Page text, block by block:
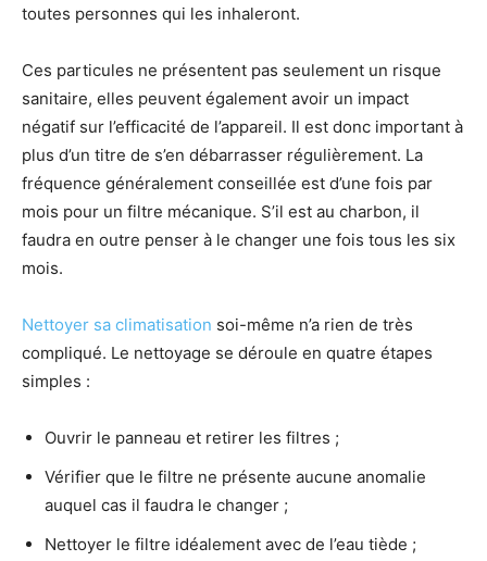
toutes personnes qui les inhaleront.
Ces particules ne présentent pas seulement un risque
sanitaire, elles peuvent également avoir un impact
négatif sur l’efficacité de l’appareil. Il est donc important à
plus d’un titre de s’en débarrasser régulièrement. La
fréquence généralement conseillée est d’une fois par
mois pour un filtre mécanique. S’il est au charbon, il
faudra en outre penser à le changer une fois tous les six
mois.
Nettoyer sa climatisation soi-même n’a rien de très
compliqué. Le nettoyage se déroule en quatre étapes
simples :
Ouvrir le panneau et retirer les filtres ;
Vérifier que le filtre ne présente aucune anomalie
auquel cas il faudra le changer ;
Nettoyer le filtre idéalement avec de l’eau tiède ;